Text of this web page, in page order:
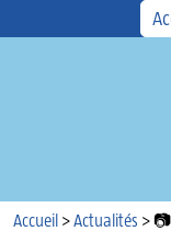
Accueil
Accueil >Actualités >